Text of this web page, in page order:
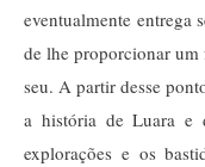
eventualmente entrega
de lhe proporcionar
seu. A partir desse
a história de Luara e
explorações e os